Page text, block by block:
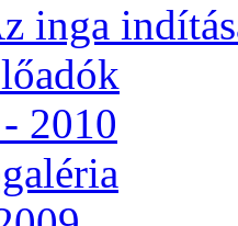
in­ga
2010